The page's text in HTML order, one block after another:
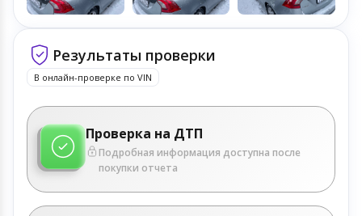
Результаты проверки
В онлайн-проверке по VIN
Проверка на ДТП
Подробная информация доступна после
покупки отчета